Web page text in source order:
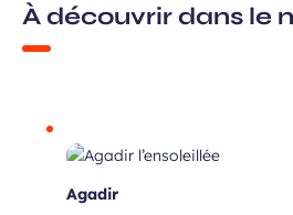
À découvrir dans le
Agadir